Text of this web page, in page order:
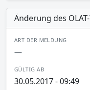
Änderung des
ART DER MELDUNG
—
GÜLTIG AB
30.05.2017 - 09:49